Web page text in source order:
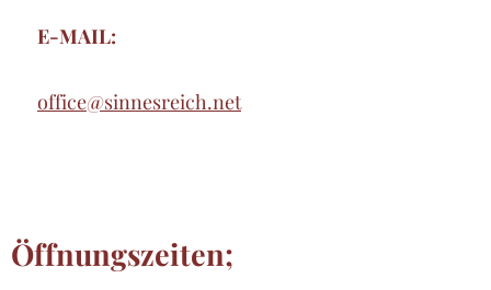
E-MAIL:
office@sinnesreich.net
Öffnungszeiten;